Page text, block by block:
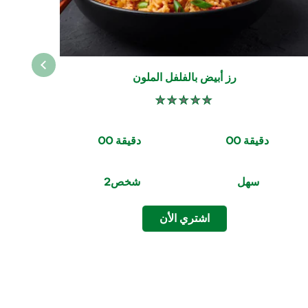
لم
رز أبيض بالفلفل الملون
CookingTime 00 دقيقة
Servings
2شخص Difficulty
سهل
اشتري الأن